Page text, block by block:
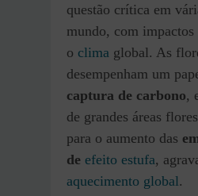
questão crítica em
mundo, com impactos
o clima global. As
desempenham um
captura de carbono,
de grandes áreas
para o aumento das
de efeito estufa,
aquecimento global.